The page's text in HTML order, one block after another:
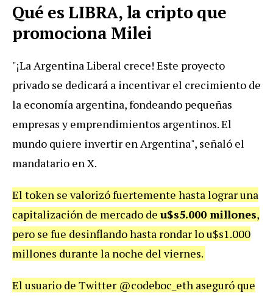
Qué es LIBRA, la cripto que
promociona Milei
"¡La Argentina Liberal crece! Este proyecto
privado se dedicará a incentivar el crecimiento de
la economía argentina, fondeando pequeñas
empresas y emprendimientos argentinos. El
mundo quiere invertir en Argentina", señaló el
mandatario en X.
El token se valorizó fuertemente hasta lograr una
capitalización de mercado de u$s5.000 millones,
pero se fue desinflando hasta rondar lo u$s1.000
millones durante la noche del viernes.
El usuario de Twitter @codeboc_eth aseguró que